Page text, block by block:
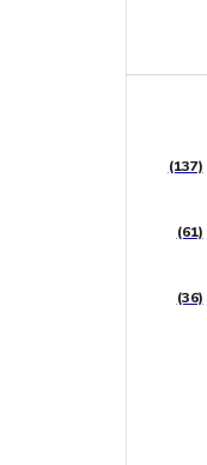
(137)
(61)
(36)